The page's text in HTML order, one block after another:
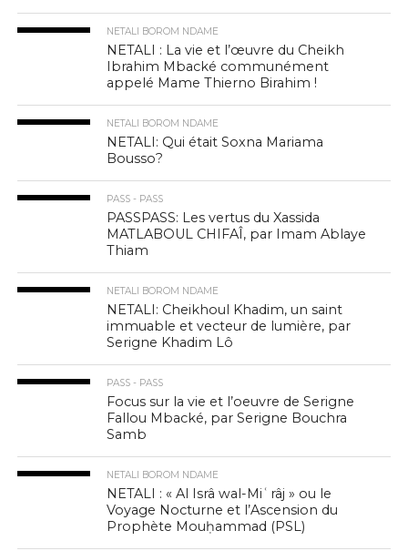
NETALI BOROM NDAME
NETALI : La vie et l’œuvre du Cheikh
Ibrahim Mbacké communément
appelé Mame Thierno Birahim !
NETALI BOROM NDAME
NETALI: Qui était Soxna Mariama
Bousso?
PASS - PASS
PASSPASS: Les vertus du Xassida
MATLABOUL CHIFAÎ, par Imam Ablaye
Thiam
NETALI BOROM NDAME
NETALI: Cheikhoul Khadim, un saint
immuable et vecteur de lumière, par
Serigne Khadim Lô
PASS - PASS
Focus sur la vie et l’oeuvre de Serigne
Fallou Mbacké, par Serigne Bouchra
Samb
NETALI BOROM NDAME
NETALI : « Al Isrâ wal-Miʿrâj » ou le
Voyage Nocturne et l’Ascension du
Prophète Mouḥammad (PSL)